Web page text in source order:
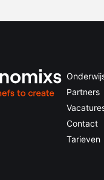
Partners
Contact
Tarieven